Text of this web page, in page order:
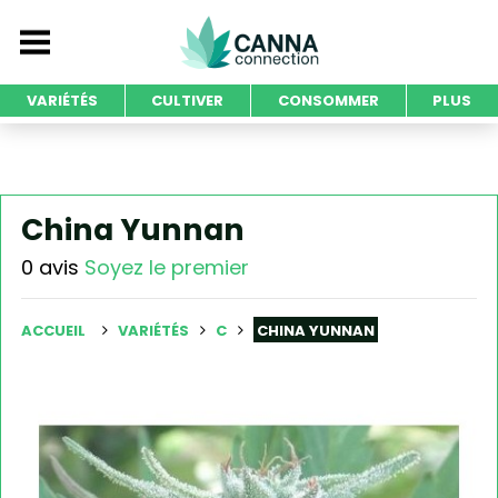
VARIÉTÉS CULTIVER CONSOMMER PLUS
China Yunnan
0 avis Soyez le premier
ACCUEIL VARIÉTÉS C CHINA YUNNAN